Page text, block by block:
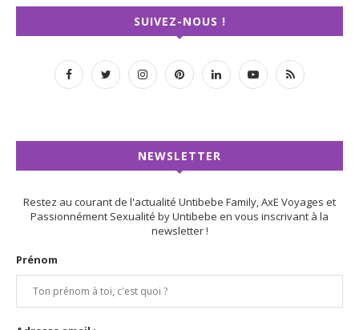
SUIVEZ-NOUS !
NEWSLETTER
Restez au courant de l'actualité Untibebe Family, AxE Voyages et
Passionnément Sexualité by Untibebe en vous inscrivant à la
newsletter !
Prénom